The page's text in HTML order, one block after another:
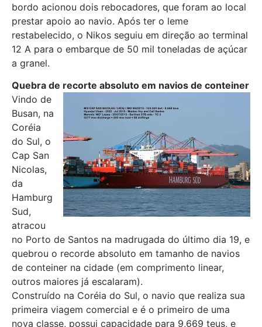
bordo acionou dois rebocadores, que foram ao local
prestar apoio ao navio. Após ter o leme
restabelecido, o Nikos seguiu em direção ao terminal
12 A para o embarque de 50 mil toneladas de açúcar
a granel.
Quebra de recorte absoluto em navios de conteiner
Vindo de
Busan, na
Coréia
do Sul, o
Cap San
Nicolas,
da
Hamburg
Sud,
atracou
no Porto de Santos na madrugada do último dia 19, e
quebrou o recorde absoluto em tamanho de navios
de conteiner na cidade (em comprimento linear,
outros maiores já escalaram).
Construído na Coréia do Sul, o navio que realiza sua
primeira viagem comercial e é o primeiro de uma
nova classe, possui capacidade para 9,669 teus, e